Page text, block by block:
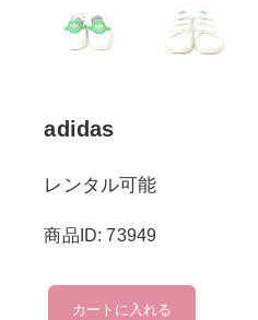
adidas
レンタル可能
商品ID: 73949
adidasカートに入れる